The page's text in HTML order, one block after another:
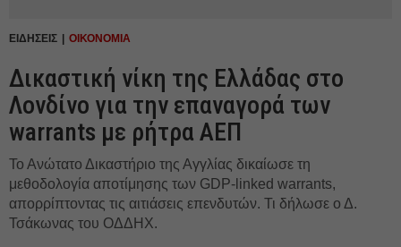
ΕΙΔΗΣΕΙΣ ΟΙΚΟΝΟΜΙΑ
Δικαστική νίκη της Ελλάδας στο
Λονδίνο για την επαναγορά των
warrants με ρήτρα ΑΕΠ
Το Ανώτατο Δικαστήριο της Αγγλίας δικαίωσε τη
μεθοδολογία αποτίμησης των GDP-linked warrants,
απορρίπτοντας τις αιτιάσεις επενδυτών. Τι δήλωσε ο Δ.
Τσάκωνας του ΟΔΔΗΧ.